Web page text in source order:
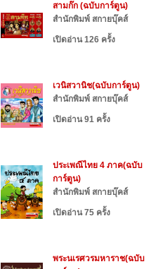
สามก๊ก (ฉบับการ์ตูน)
สำนักพิมพ์ สกายบุ๊คส์
เปิดอ่าน 126 ครั้ง
เวนิสวานิช(ฉบับการ์ตูน)
สำนักพิมพ์ สกายบุ๊คส์
เปิดอ่าน 91 ครั้ง
ประเพณีไทย 4 ภาค(ฉบับ
การ์ตูน)
สำนักพิมพ์ สกายบุ๊คส์
เปิดอ่าน 75 ครั้ง
พระนเรศวรมหาราช(ฉบับ